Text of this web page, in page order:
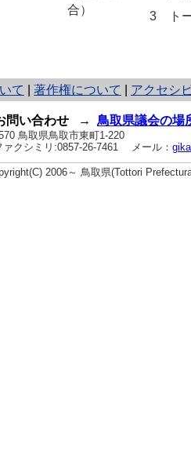
合）
3 トー
て 著作権について アクセシ
問い合わせ → 鳥取県議会の場
鳥取県鳥取市東町1-220
ァクシミリ:0857-26-7461 メール：
2006～ 鳥取県(Tottori